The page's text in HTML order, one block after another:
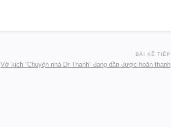
BÀI KẾ TIẾP
Vở kịch “Chuyện nhà Dr Thanh” đang dần được hoàn thành